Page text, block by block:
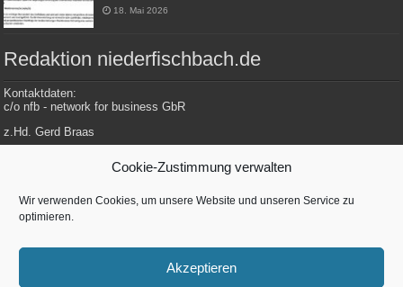
Cookie-Zustimmung verwalten
Wir verwenden Cookies, um unsere Website und unseren Service zu
optimieren.
Akzeptieren
18. Mai 2026
Redaktion niederfischbach.de
Kontaktdaten:
c/o nfb - network for business GbR
z.Hd. Gerd Braas
Tel.: 0 27 34 / 479 112
E-Mail: redaktion@niederfischbach.info